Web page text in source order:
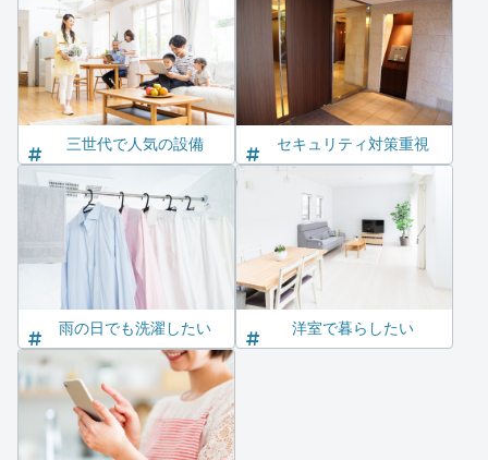
三世代で人気の設備 セキュリティ対策重視
雨の日でも洗濯したい 洋室で暮らしたい